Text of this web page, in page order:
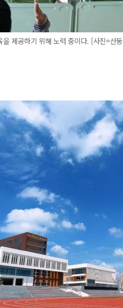
을 제공하기 위해 노력 중이다. [사진=